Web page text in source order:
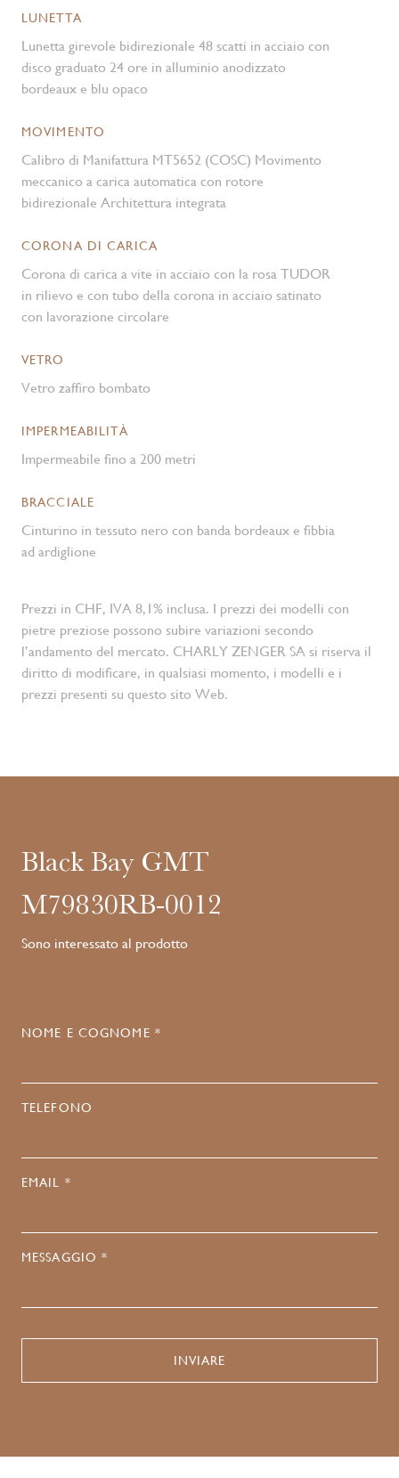
LUNETTA
Lunetta girevole bidirezionale 48 scatti in acciaio con
disco graduato 24 ore in alluminio anodizzato
bordeaux e blu opaco
MOVIMENTO
Calibro di Manifattura MT5652 (COSC) Movimento
meccanico a carica automatica con rotore
bidirezionale Architettura integrata
CORONA DI CARICA
Corona di carica a vite in acciaio con la rosa TUDOR
in rilievo e con tubo della corona in acciaio satinato
con lavorazione circolare
VETRO
Vetro zaffiro bombato
IMPERMEABILITÀ
Impermeabile fino a 200 metri
BRACCIALE
Cinturino in tessuto nero con banda bordeaux e fibbia
ad ardiglione
Prezzi in CHF, IVA 8,1% inclusa. I prezzi dei modelli con
pietre preziose possono subire variazioni secondo
l’andamento del mercato. CHARLY ZENGER SA si riserva il
diritto di modificare, in qualsiasi momento, i modelli e i
prezzi presenti su questo sito Web.
Black Bay GMT
M79830RB-0012
Sono interessato al prodotto
NOME E COGNOME *
TELEFONO
EMAIL *
MESSAGGIO *